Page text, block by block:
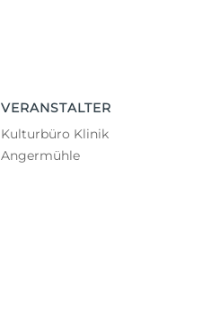
VERANSTALTER
Kulturbüro Klinik
Angermühle